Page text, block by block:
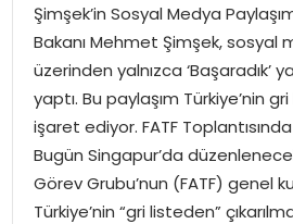
MAGAZIN
SAĞLIK
SOSYAL HABER
Şimşek’in Sosyal Medya
Bakanı Mehmet Şimşek, sosyal
üzerinden yalnızca ‘Başaradık’
yaptı. Bu paylaşım Türkiye’nin
işaret ediyor. FATF
Bugün Singapur’da
Görev Grubu’nun (FATF) genel
Türkiye’nin “gri listeden”